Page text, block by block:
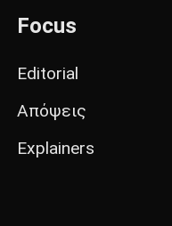
Focus
Editorial
Απόψεις
Explainers